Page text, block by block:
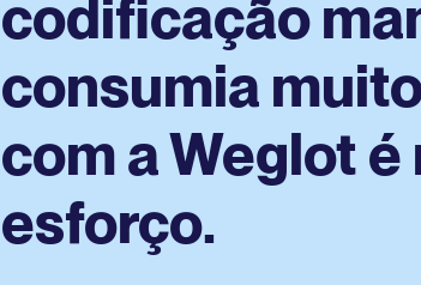
codificação
consumia
com a Weglot
esforço.